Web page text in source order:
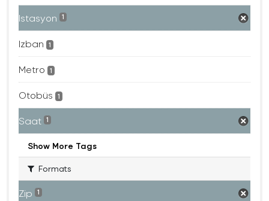
Istasyon 1
Izban 1
Metro 1
Otobüs 1
Saat 1
Show More Tags
Formats
Zip 1